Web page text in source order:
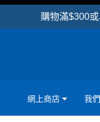
購物滿$300或以
網上商店 我